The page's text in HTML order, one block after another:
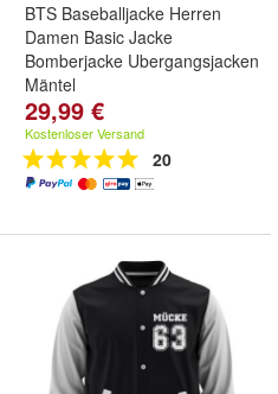
BTS Baseballjacke Herren
Damen Basic Jacke
Bomberjacke Ubergangsjacken
Mäntel
29,99 €
Kostenloser Versand
20